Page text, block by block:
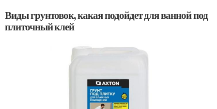
Виды грунтовок, какая подойдет для ванной под
плиточный клей